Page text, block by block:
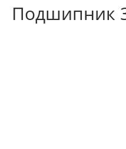
Подшипник